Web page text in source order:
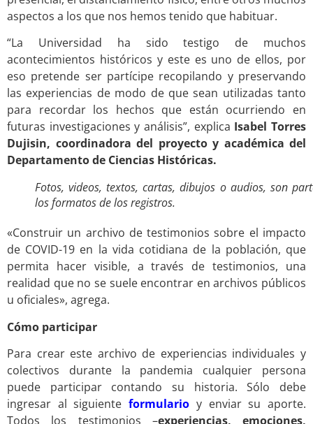
aspectos a los que nos hemos tenido que habituar.
“La Universidad ha sido testigo de muchos
acontecimientos históricos y este es uno de ellos, por
eso pretende ser partícipe recopilando y preservando
las experiencias de modo de que sean utilizadas tanto
para recordar los hechos que están ocurriendo en
futuras investigaciones y análisis”, explica Isabel Torres
Dujisin, coordinadora del proyecto y académica del
Departamento de Ciencias Históricas.
Fotos, videos, textos, cartas, dibujos o audios, son
los formatos de los registros.
«Construir un archivo de testimonios sobre el impacto
de COVID-19 en la vida cotidiana de la población, que
permita hacer visible, a través de testimonios, una
realidad que no se suele encontrar en archivos públicos
u oficiales», agrega.
Cómo participar
Para crear este archivo de experiencias individuales y
colectivos durante la pandemia cualquier persona
puede participar contando su historia. Sólo debe
ingresar al siguienteformulario y enviar su aporte.
Todos los testimonios –experiencias, emociones,